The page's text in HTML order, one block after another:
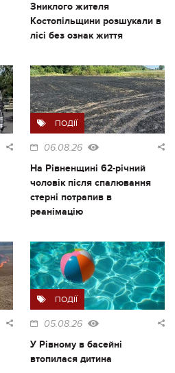
Зниклого жителя
Костопільщини розшукали в
лісі без ознак життя
ПОДІЇ
06.08.26
На Рівненщині 62-річний
чоловік після спалювання
стерні потрапив в
реанімацію
ПОДІЇ
05.08.26
У Рівному в басейні
втопилася дитина